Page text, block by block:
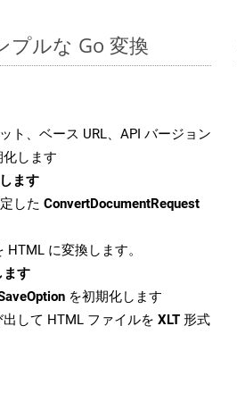
プルな Go 変換
ト、ベース URL、API バージョン
化します
ます
した ConvertDocumentRequest
に変換します。
ます
を初期化します
出して HTML ファイルを XLT 形式